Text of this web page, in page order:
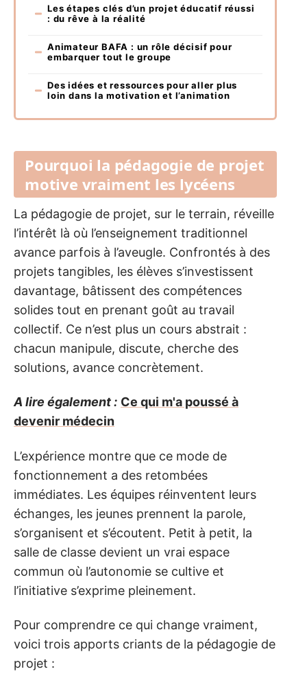
Les étapes clés d’un projet éducatif réussi
: du rêve à la réalité
Animateur BAFA : un rôle décisif pour
embarquer tout le groupe
Des idées et ressources pour aller plus
loin dans la motivation et l’animation
Pourquoi la pédagogie de projet
motive vraiment les lycéens
La pédagogie de projet, sur le terrain, réveille
l’intérêt là où l’enseignement traditionnel
avance parfois à l’aveugle. Confrontés à des
projets tangibles, les élèves s’investissent
davantage, bâtissent des compétences
solides tout en prenant goût au travail
collectif. Ce n’est plus un cours abstrait :
chacun manipule, discute, cherche des
solutions, avance concrètement.
A lire également : Ce qui m'a poussé à
devenir médecin
L’expérience montre que ce mode de
fonctionnement a des retombées
immédiates. Les équipes réinventent leurs
échanges, les jeunes prennent la parole,
s’organisent et s’écoutent. Petit à petit, la
salle de classe devient un vrai espace
commun où l’autonomie se cultive et
l’initiative s’exprime pleinement.
Pour comprendre ce qui change vraiment,
voici trois apports criants de la pédagogie de
projet :